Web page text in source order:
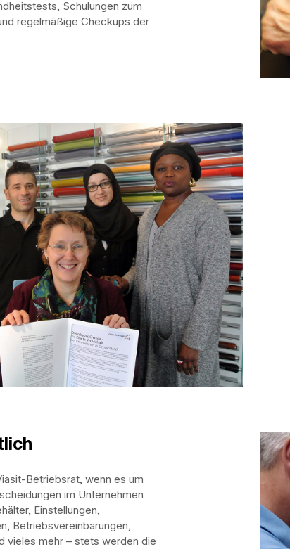
Schulungen zum
regelmäßige Checkups der
Betriebsrat, wenn es um
im Unternehmen
Einstellungen,
Betriebsvereinbarungen,
vieles mehr – stets werden die